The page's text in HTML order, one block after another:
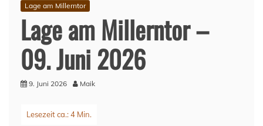
Lage am Millerntor
Lage am Millerntor –
09. Juni 2026
9. Juni 2026 Maik